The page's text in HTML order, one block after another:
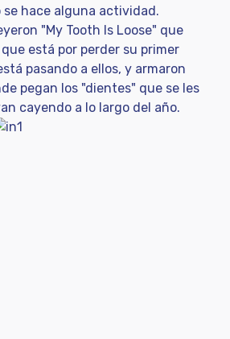
se hace alguna actividad.
"My Tooth Is Loose" que
está por perder su primer
pasando a ellos, y armaron
pegan los "dientes" que se les
cayendo a lo largo del año.